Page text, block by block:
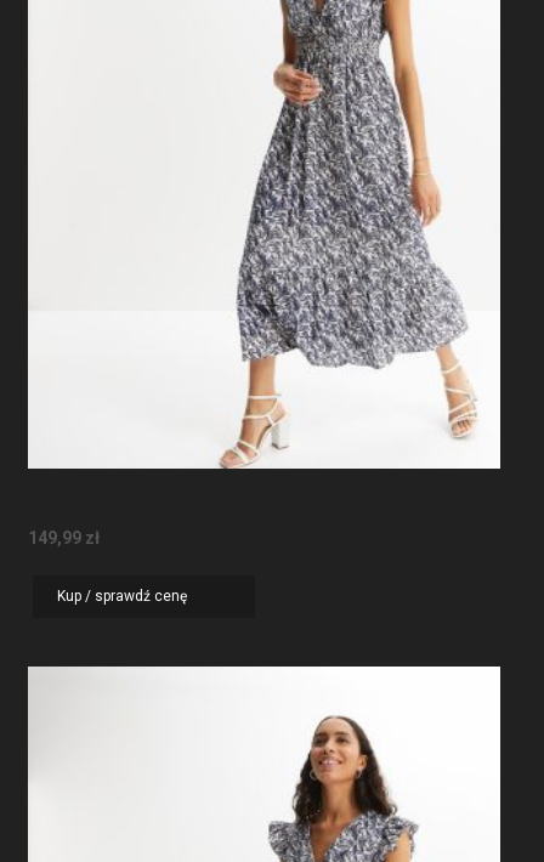
149,99 zł
Kup / sprawdź cenę